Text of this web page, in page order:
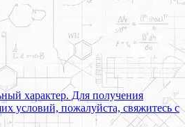
характер. Для получения
условий, пожалуйста, свяжитесь с